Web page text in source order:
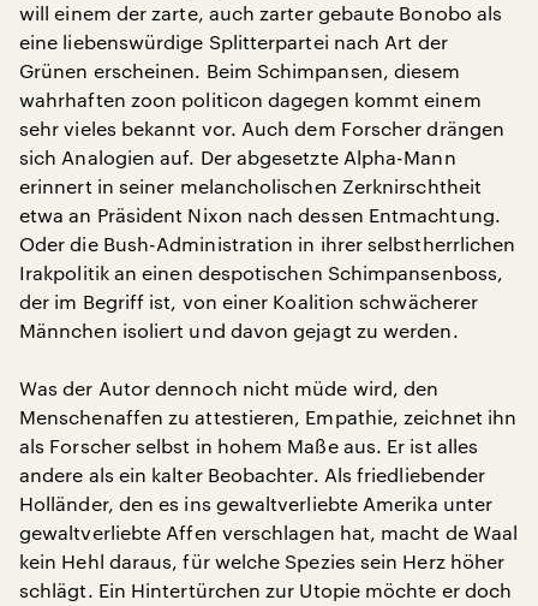
will einem der zarte, auch zarter gebaute Bonobo als
eine liebenswürdige Splitterpartei nach Art der
Grünen erscheinen. Beim Schimpansen, diesem
wahrhaften zoon politicon dagegen kommt einem
sehr vieles bekannt vor. Auch dem Forscher drängen
sich Analogien auf. Der abgesetzte Alpha-Mann
erinnert in seiner melancholischen Zerknirschtheit
etwa an Präsident Nixon nach dessen Entmachtung.
Oder die Bush-Administration in ihrer selbstherrlichen
Irakpolitik an einen despotischen Schimpansenboss,
der im Begriff ist, von einer Koalition schwächerer
Männchen isoliert und davon gejagt zu werden.
Was der Autor dennoch nicht müde wird, den
Menschenaffen zu attestieren, Empathie, zeichnet ihn
als Forscher selbst in hohem Maße aus. Er ist alles
andere als ein kalter Beobachter. Als friedliebender
Holländer, den es ins gewaltverliebte Amerika unter
gewaltverliebte Affen verschlagen hat, macht de Waal
kein Hehl daraus, für welche Spezies sein Herz höher
schlägt. Ein Hintertürchen zur Utopie möchte er doch